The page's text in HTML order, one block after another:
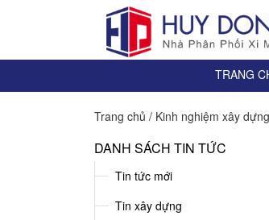
TRANG
Trang chủ / Kinh nghiệm xây dựng
DANH SÁCH TIN TỨC
Tin tức mới
Tin xây dựng